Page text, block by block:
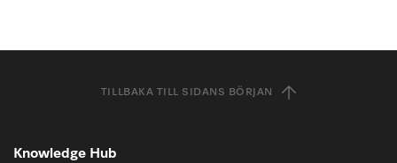
TILLBAKA TILL SIDANS BÖRJAN
Knowledge Hub